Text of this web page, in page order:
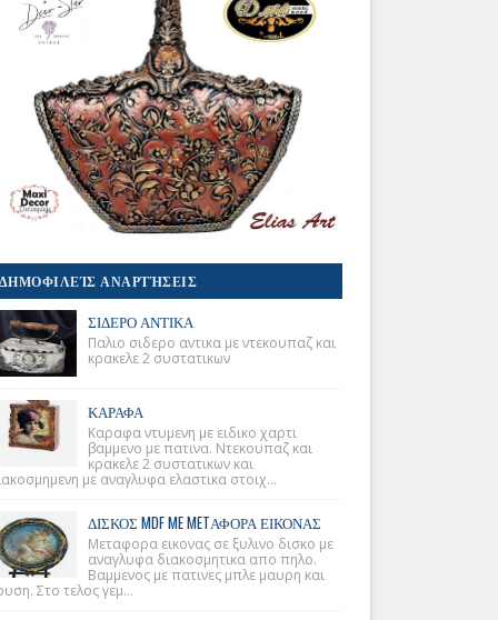
ΑΝΑΡΤΉΣΕΙΣ
ΣΙΔΕΡΟ ΑΝΤΙΚΑ
Παλιο σιδερο αντικα με ντεκουπαζ και
κρακελε 2 συστατικων
ΚΑΡΑΦΑ
Καραφα ντυμενη με ειδικο χαρτι
βαμμενο με πατινα. Ντεκουπαζ και
κρακελε 2 συστατικων και
με αναγλυφα ελαστικα στοιχ...
ΔΙΣΚΟΣ MDF ME METΑΦΟΡΑ ΕΙΚΟΝΑΣ
Μεταφορα εικονας σε ξυλινο δισκο με
αναγλυφα διακοσμητικα απο πηλο.
Βαμμενος με πατινες μπλε μαυρη και
Στο τελος γεμ...